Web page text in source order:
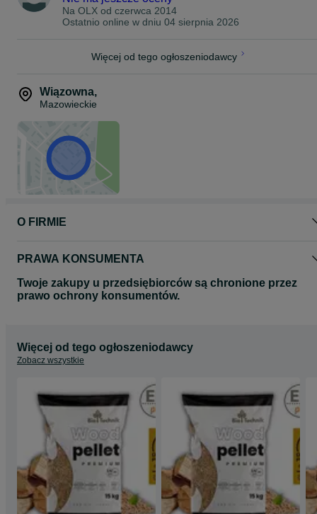
Zapraszamy do kontaktu!
ZAMÓW WYGODNIE W NASZYM SKLEPIE ONLINE: sklep.bio-
Na OLX od czerwca 2014
Ostatnio online w dniu 04 sierpnia 2026
Więcej od tego ogłoszeniodawcy
Wiązowna,
Mazowieckie
O FIRMIE
PRAWA KONSUMENTA
Twoje zakupy u przedsiębiorców są chronione przez
prawo ochrony konsumentów.
Więcej od tego ogłoszeniodawcy
Zobacz wszystkie